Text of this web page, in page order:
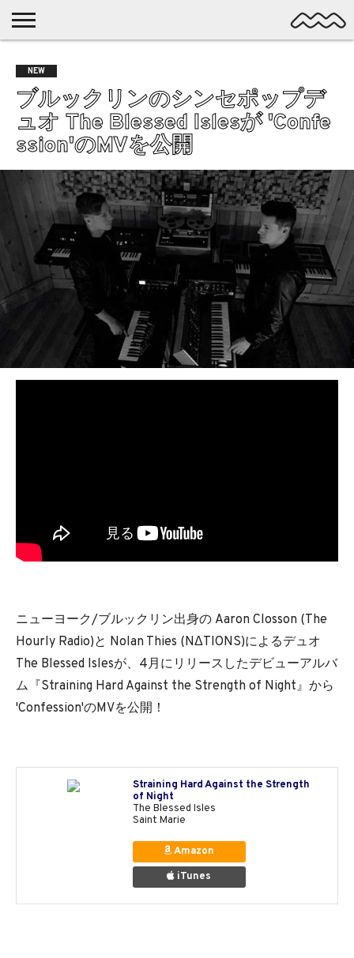
MUSIC
LATEST
POSTS
SPOTLIGHT
NYP
/ DL
DISCOVERY
ALTERNATIVE
ELECTRONIC
SSW
PSYCH
DREAMPOP
POSTPUNK
GARAGE
EXPERIMENTAL
SHOEGAZE
BEDROOM
NEW
ブルックリンのシンセポップデ
ュオ The Blessed Islesが 'Confe
ssion'のMVを公開
ニューヨーク/ブルックリン出身の Aaron Closson (The
Hourly Radio)と Nolan Thies (NΔTIONS)によるデュオ
The Blessed Islesが、4月にリリースしたデビューアルバ
ム『Straining Hard Against the Strength of Night』から
'Confession'のMVを公開！
Straining Hard Against the Strength
of Night
The Blessed Isles
Saint Marie
Amazon
iTunes